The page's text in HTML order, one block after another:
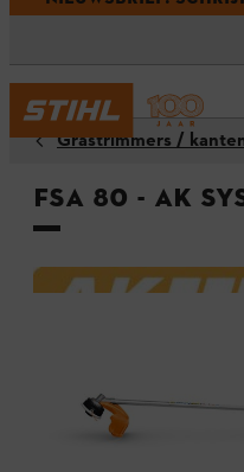
Grastrimmers /
FSA 80 - AK